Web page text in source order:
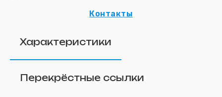
Контакты
Характеристики
Перекрёстные ссылки